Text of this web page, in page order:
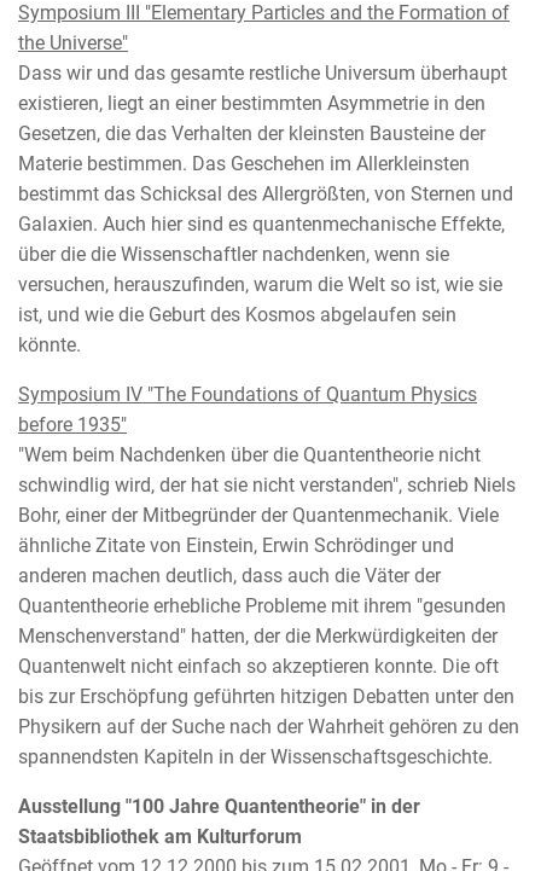
Symposium III "Elementary Particles and the Formation of
the Universe"
Dass wir und das gesamte restliche Universum überhaupt
existieren, liegt an einer bestimmten Asymmetrie in den
Gesetzen, die das Verhalten der kleinsten Bausteine der
Materie bestimmen. Das Geschehen im Allerkleinsten
bestimmt das Schicksal des Allergrößten, von Sternen und
Galaxien. Auch hier sind es quantenmechanische Effekte,
über die die Wissenschaftler nachdenken, wenn sie
versuchen, herauszufinden, warum die Welt so ist, wie sie
ist, und wie die Geburt des Kosmos abgelaufen sein
könnte.
Symposium IV "The Foundations of Quantum Physics
before 1935"
"Wem beim Nachdenken über die Quantentheorie nicht
schwindlig wird, der hat sie nicht verstanden", schrieb Niels
Bohr, einer der Mitbegründer der Quantenmechanik. Viele
ähnliche Zitate von Einstein, Erwin Schrödinger und
anderen machen deutlich, dass auch die Väter der
Quantentheorie erhebliche Probleme mit ihrem "gesunden
Menschenverstand" hatten, der die Merkwürdigkeiten der
Quantenwelt nicht einfach so akzeptieren konnte. Die oft
bis zur Erschöpfung geführten hitzigen Debatten unter den
Physikern auf der Suche nach der Wahrheit gehören zu den
spannendsten Kapiteln in der Wissenschaftsgeschichte.
Ausstellung "100 Jahre Quantentheorie" in der
Staatsbibliothek am Kulturforum